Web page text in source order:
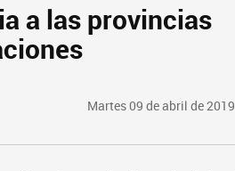
a las provincias
Martes 09 de abril de 2019